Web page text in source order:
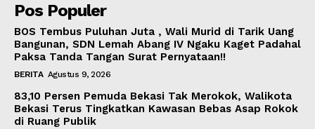
Pos Populer
BOS Tembus Puluhan Juta , Wali Murid di Tarik Uang
Bangunan, SDN Lemah Abang IV Ngaku Kaget Padahal
Paksa Tanda Tangan Surat Pernyataan!!
BERITA Agustus 9, 2026
83,10 Persen Pemuda Bekasi Tak Merokok, Walikota
Bekasi Terus Tingkatkan Kawasan Bebas Asap Rokok
di Ruang Publik